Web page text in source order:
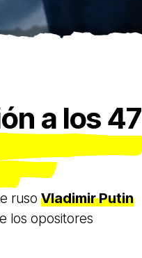
a los 47
ruso Vladimir Putin
los opositores